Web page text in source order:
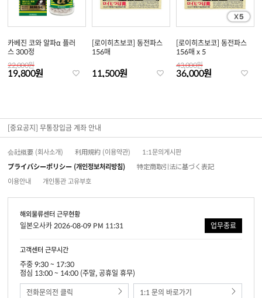
카베진 코와 알파α 플러
스 300정
22,000원
19,800원
[로이히츠보코] 동전파스
156매
11,500원
[로이히츠보코] 동전파스
156매 x 5
43,000원
36,000원
[중요공지] 무통장입금 계좌 안내
会社概要 (회사소개) 利用規約 (이용약관)
1:1문의게시판
プライバシーポリシー (개인정보처리방침)
特定商取引法に基づく表記
이용안내
개인통관 고유부호
해외물류센터 근무현황
일본오사카 2026-08-09 PM 11:31 업무종료
고객센터 근무시간
주중 9:30 ~ 17:30
점심 13:00 ~ 14:00 (주말, 공휴일 휴무)
전화문의전 클릭
1:1 문의 바로가기